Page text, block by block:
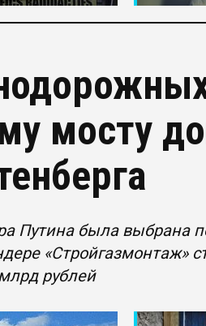
мосту
Путина была выбрана
«Стройгазмонтаж»
рублей